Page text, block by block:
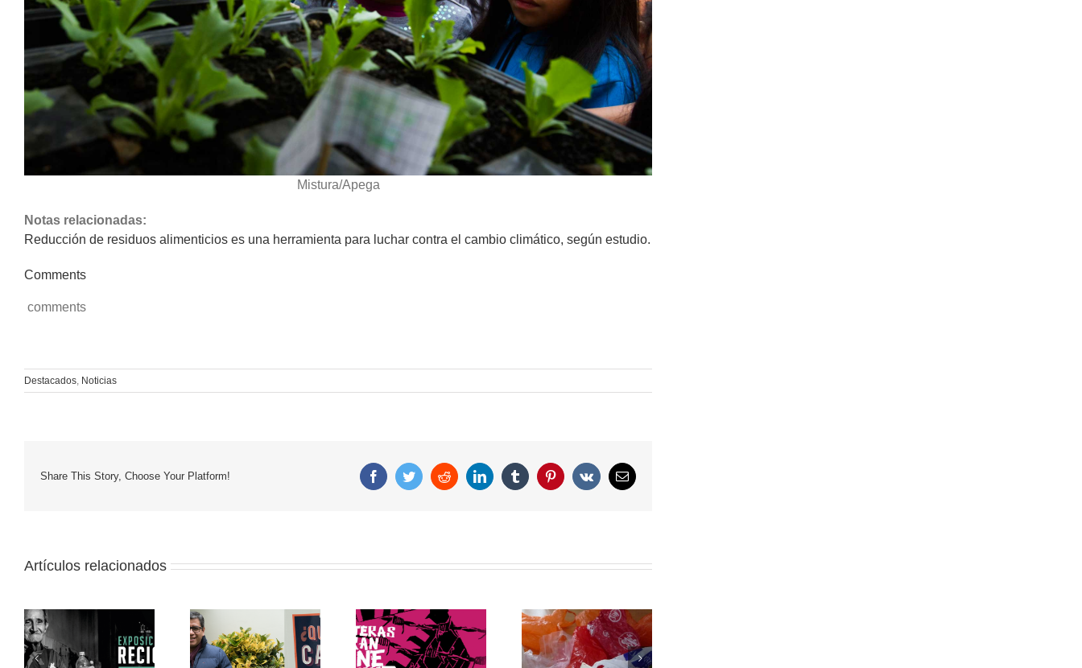
Mistura/Apega
Notas relacionadas:
Reducción de residuos alimenticios es una herramienta para luchar contra el cambio climático, según estudio.
Comments
comments
Destacados, Noticias
Share This Story, Choose Your Platform! FacebookTwitterRedditLinkedInTumblrPinterestVk
Correo
electrónico
Artículos relacionados
Iván Lanegra:
“Nuestro principal
Muestra itinerante:
Bolsas de plástico: 5
datos que debes
La preocupación del
Papa Francisco